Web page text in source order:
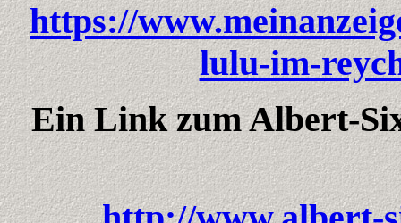
https://
lulu-im-
Ein Link zum Albert-